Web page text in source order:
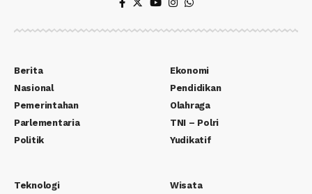
Berita
Nasional
Pemerintahan
Parlementaria
Politik
Ekonomi
Pendidikan
Olahraga
TNI – Polri
Yudikatif
Teknologi
Wisata